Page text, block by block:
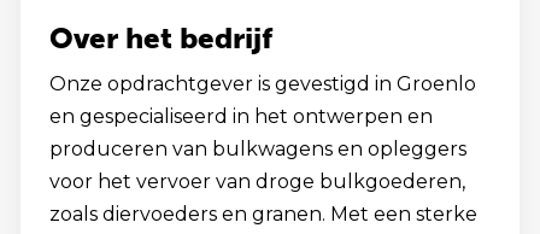
Over het bedrijf
Onze opdrachtgever is gevestigd in Groenlo
en gespecialiseerd in het ontwerpen en
produceren van bulkwagens en opleggers
voor het vervoer van droge bulkgoederen,
zoals diervoeders en granen. Met een sterke